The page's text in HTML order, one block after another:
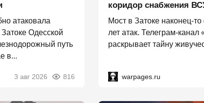
атаковала
Одесской
путь
в...
3 авг 2026 816
коридор снабжения
Мост в Затоке наконец-
лет атак. Телеграм-
раскрывает тайну
warpages.ru